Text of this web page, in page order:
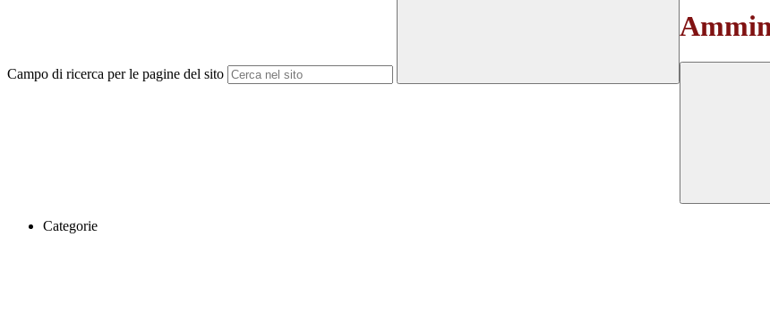
Campo di ricerca per le pagine del sito
Categorie